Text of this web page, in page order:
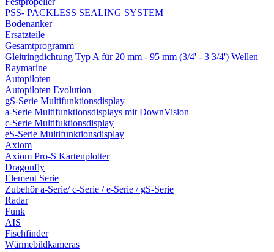
PSS- PACKLESS SEALING SYSTEM
Bodenanker
Ersatzteile
Gesamtprogramm
Gleitringdichtung Typ A für 20 mm - 95 mm (3/4' - 3 3/4') Wellen
Raymarine
Autopiloten
Autopiloten Evolution
gS-Serie Multifunktionsdisplay
a-Serie Multifunktionsdisplays mit DownVision
c-Serie Multifuktionsdisplay
eS-Serie Multifunktionsdisplay
Axiom
Axiom Pro-S Kartenplotter
Dragonfly
Element Serie
Zubehör a-Serie/ c-Serie / e-Serie / gS-Serie
Radar
Funk
AIS
Fischfinder
Wärmebildkameras